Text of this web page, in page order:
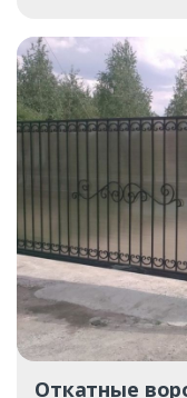
Откатные